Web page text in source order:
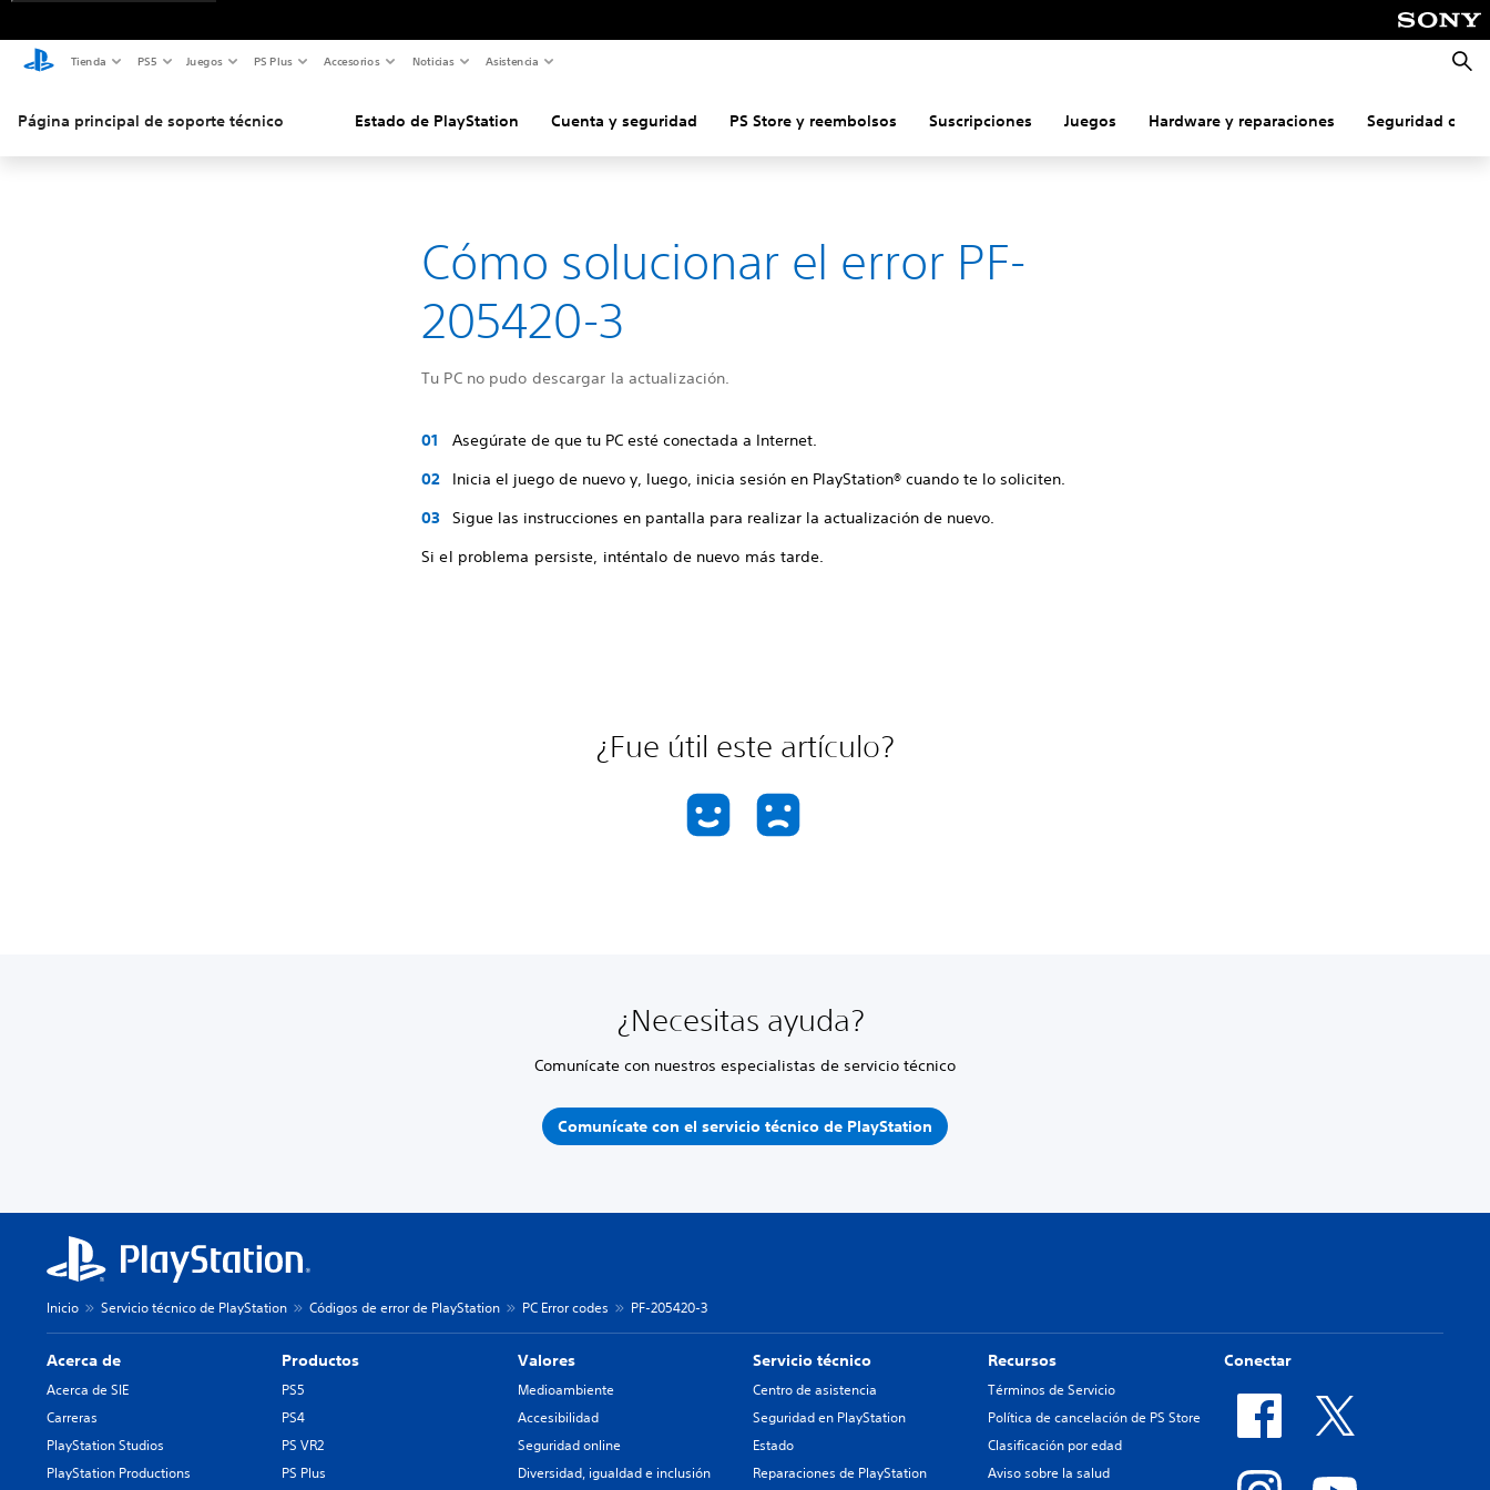
Tienda PS5 Juegos PS Plus Accesorios Noticias Asistencia
Página principal de soporte técnico Estado de PlayStation Cuenta y seguridad PS Store y reembolsos Suscripciones Juegos Hardware y reparaciones Seguridad
Cómo solucionar el error PF-
205420-3
Tu PC no pudo descargar la actualización.
Asegúrate de que tu PC esté conectada a Internet.
Inicia el juego de nuevo y, luego, inicia sesión en PlayStation® cuando te lo soliciten.
Sigue las instrucciones en pantalla para realizar la actualización de nuevo.
Si el problema persiste, inténtalo de nuevo más tarde.
¿Fue útil este artículo?
¿Necesitas ayuda?
Comunícate con nuestros especialistas de servicio técnico
Comunícate con el servicio técnico de PlayStation
Inicio Servicio técnico de PlayStation Códigos de error de PlayStation PC Error codes PF-205420-3
Acerca de
Acerca de SIE
Carreras
PlayStation Studios
PlayStation Productions
Productos
PS5
PS4
PS VR2
PS Plus
Valores
Medioambiente
Accesibilidad
Seguridad online
Diversidad, igualdad e inclusión
Servicio técnico
Centro de asistencia
Seguridad en PlayStation
Estado
Reparaciones de PlayStation
Recursos
Términos de Servicio
Política de cancelación de PS Store
Clasificación por edad
Aviso sobre la salud
Conectar